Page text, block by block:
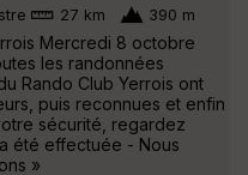
27 km 390 m
Mercredi 8 octobre
les randonnées
Rando Club Yerrois ont
puis reconnues et enfin
sécurité, regardez
été effectuée - Nous
»